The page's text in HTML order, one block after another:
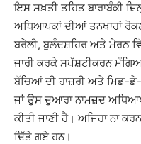
ਇਸ ਸਖ਼ਤੀ ਤਹਿਤ ਬਾਰਾਬੰਕੀ
ਅਧਿਆਪਕਾਂ ਦੀਆਂ ਤਨਖਾਹਾਂ
ਬਰੇਲੀ, ਬੁਲੰਦਸ਼ਹਿਰ ਅਤੇ ਮੇਰਠ
ਜਾਰੀ ਕਰਕੇ ਸਪੱਸ਼ਟੀਕਰਨ
ਬੱਚਿਆਂ ਦੀ ਹਾਜ਼ਰੀ ਅਤੇ ਮਿਡ-
ਜਾਂ ਉਸ ਦੁਆਰਾ ਨਾਮਜ਼ਦ
ਕੀਤੀ ਜਾਣੀ ਹੈ। ਅਜਿਹਾ ਨਾ
ਦਿੱਤੇ ਗਏ ਹਨ।